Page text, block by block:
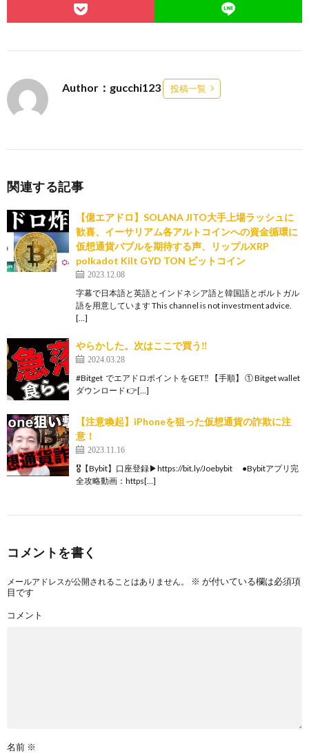
Author：gucchi123 投稿一覧
関連する記事
【億エアドロ】SOLANA JITO大手上場ラッシュに
歓喜、イーサリアム各アルトコインへの資金循環に
仮想通貨バブルを期待する声、リップルXRP
polkadot Kilt GYD TON ビットコイン
2023.12.08
字幕で日本語と英語とインドネシア語と韓国語とポルトガル
語を用意しています This channel is not investment advice.
[…]
やらかした。次はここで買う‼️
2024.03.28
#Bitget でエアドロポイントをGET‼️ 【手順】 ① Bitget wallet
ダウンロード 👉[…]
【注意喚起】iPhoneを狙った仮想通貨の詐欺に注
意！
2023.11.16
🎖【Bybit】口座登録▶︎https://bit.ly/Joebybit ●Bybitアプリ完
全攻略動画：https[…]
コメントを書く
メールアドレスが公開されることはありません。 ※ が付いている欄は必須項
目です
コメント
名前 ※